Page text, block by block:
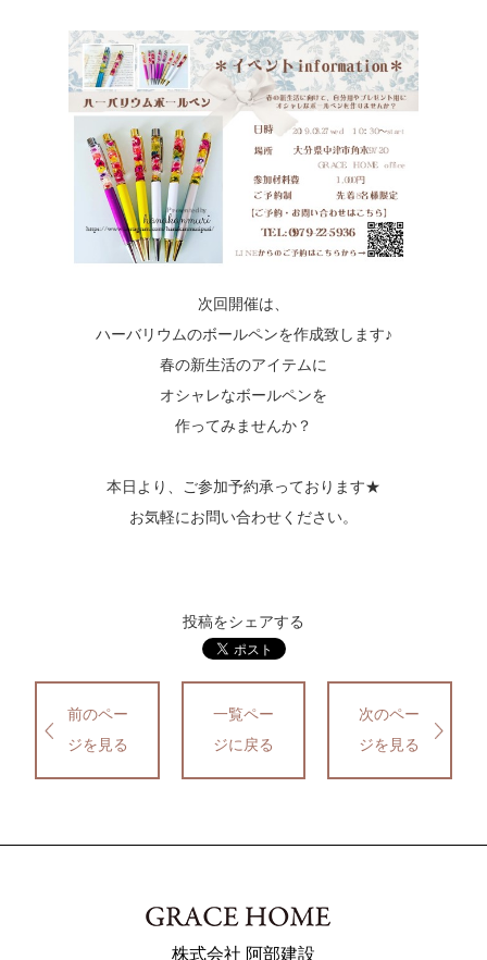
次回開催は、
ハーバリウムのボールペンを作成致します♪
春の新生活のアイテムに
オシャレなボールペンを
作ってみませんか？
本日より、ご参加予約承っております★
お気軽にお問い合わせください。
投稿をシェアする
前のペー
ジを見る
一覧ペー
ジに戻る
次のペー
ジを見る
株式会社 阿部建設